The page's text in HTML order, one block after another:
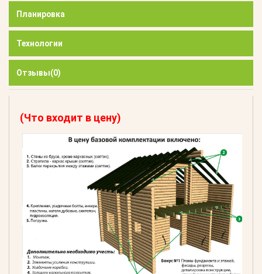
Планировка
Технологии
Отзывы(0)
(Что входит в цену)